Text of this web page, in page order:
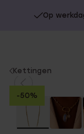
Op
You
are
here:
Kettingen
-50%